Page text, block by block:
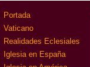
Portada
Vaticano
Realidades Eclesiales
Iglesia en España